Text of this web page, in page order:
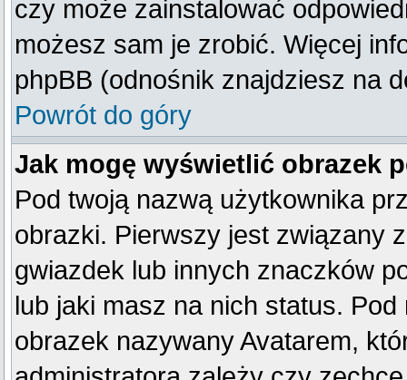
czy może zainstalować
możesz sam je zrobić. Więcej
phpBB (odnośnik znajdziesz na
Powrót do góry
Jak mogę wyświetlić obrazek
Pod twoją nazwą użytkownika
obrazki. Pierwszy jest związany
gwiazdek lub innych znaczków
lub jaki masz na nich status.
obrazek nazywany Avatarem,